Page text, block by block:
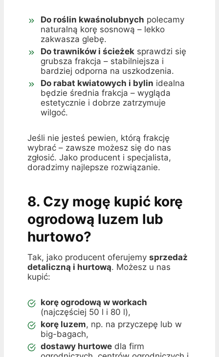
Do roślin kwaśnolubnych polecamy
naturalną korę sosnową – lekko
zakwasza glebę.
Do trawników i ścieżek sprawdzi się
grubsza frakcja – stabilniejsza i
bardziej odporna na uszkodzenia.
Do rabat kwiatowych i bylin idealna
będzie średnia frakcja – wygląda
estetycznie i dobrze zatrzymuje
wilgoć.
Jeśli nie jesteś pewien, którą frakcję
wybrać – zawsze możesz się do nas
zgłosić. Jako producent i specjalista,
doradzimy najlepsze rozwiązanie.
8. Czy mogę kupić korę
ogrodową luzem lub
hurtowo?
Tak, jako producent oferujemy sprzedaż
detaliczną i hurtową. Możesz u nas
kupić:
korę ogrodową w workach
(najczęściej 50 l i 80 l),
korę luzem, np. na przyczepę lub w
big-bagach,
dostawy hurtowe dla firm